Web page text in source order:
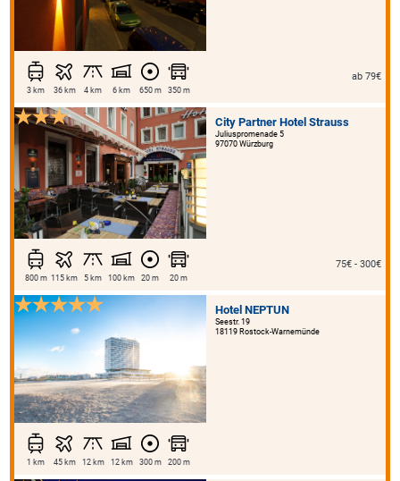
3 km 36 km 4 km 6 km 650 m 350 m
ab 79€
City Partner Hotel Strauss
Juliuspromenade 5
97070 Würzburg
800 m 115 km 5 km 100 km 20 m 20 m
75€ - 300€
Hotel NEPTUN
Seestr. 19
18119 Rostock-Warnemünde
1 km 45 km 12 km 12 km 300 m 200 m